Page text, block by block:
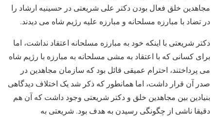
مجاهدین خلق فعال بودن دکتر علی شریعتی در حسینیه ارشاد را
در تضاد با مبارزه مسلحانه و مبارزه علیه رژیم شاه می دیدند.
دکتر شریعتی با اینکه خود به مبارزه مسلحانه اعتقاد نداشت، اما
برای کسانی که با اعتقاد به مشی مسلحانه به مبارزه با رژیم شاه
می پرداختند، احترام عمیقی قائل بود که سازمان مجاهدین در
صدر آن قرار داشت، اما همانطور که ذکر شد یک اختلاف دیدگاهی
بنیادین بین مجاهدین خلق و دکتر شریعتی وجود داشت که آن هم
دقیقا ناشی از چگونگی رسیدن به هدف بود. شریعتی به